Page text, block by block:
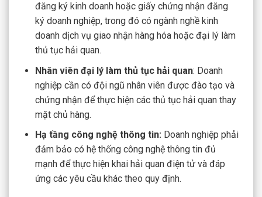
đăng ký kinh doanh hoặc giấy chứng nhận đăng
ký doanh nghiệp, trong đó có ngành nghề kinh
doanh dịch vụ giao nhận hàng hóa hoặc đại lý làm
thủ tục hải quan.
Nhân viên đại lý làm thủ tục hải quan: Doanh
nghiệp cần có đội ngũ nhân viên được đào tạo và
chứng nhận để thực hiện các thủ tục hải quan thay
mặt chủ hàng.
Hạ tầng công nghệ thông tin: Doanh nghiệp phải
đảm bảo có hệ thống công nghệ thông tin đủ
mạnh để thực hiện khai hải quan điện tử và đáp
ứng các yêu cầu khác theo quy định.